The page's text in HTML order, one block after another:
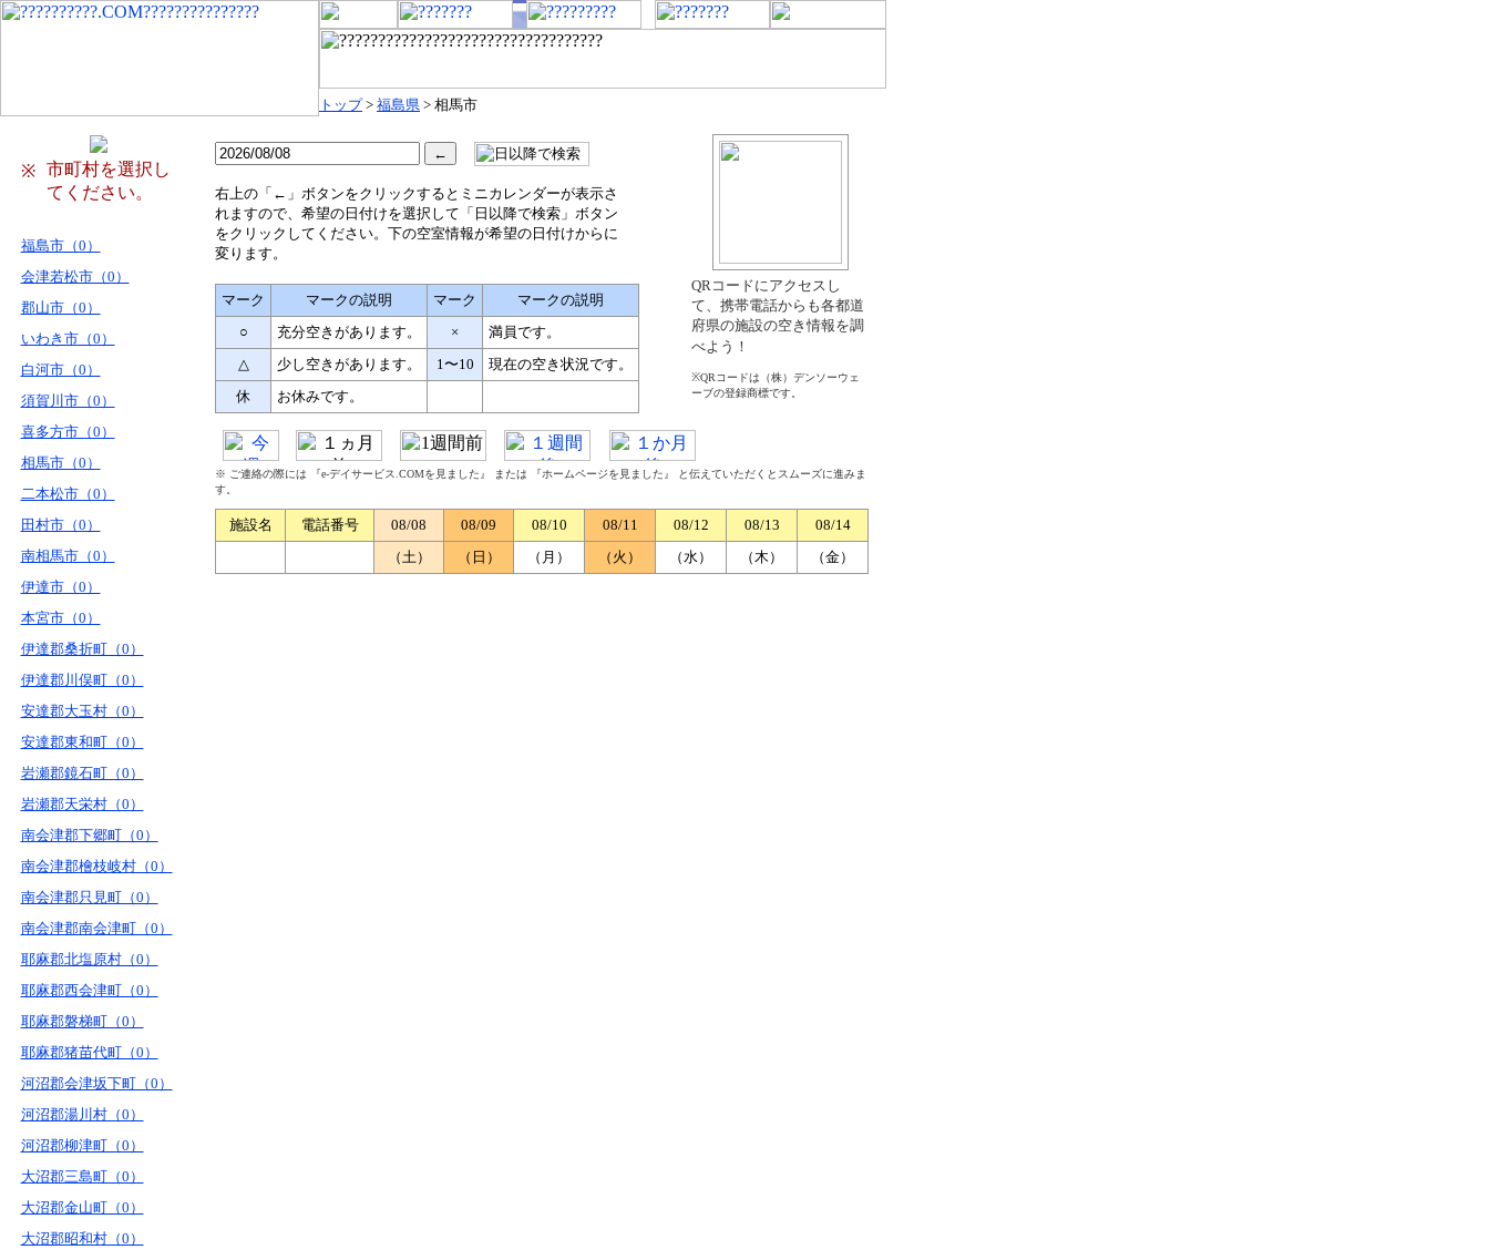
トップ> 福島県 > 相馬市
※
市町村を選択し
てください。
福島市（0）
会津若松市（0）
郡山市（0）
いわき市（0）
白河市（0）
須賀川市（0）
喜多方市（0）
相馬市（0）
二本松市（0）
田村市（0）
南相馬市（0）
伊達市（0）
本宮市（0）
伊達郡桑折町（0）
伊達郡川俣町（0）
安達郡大玉村（0）
安達郡東和町（0）
岩瀬郡鏡石町（0）
岩瀬郡天栄村（0）
南会津郡下郷町（0）
南会津郡檜枝岐村（0）
南会津郡只見町（0）
南会津郡南会津町（0）
耶麻郡北塩原村（0）
耶麻郡西会津町（0）
耶麻郡磐梯町（0）
耶麻郡猪苗代町（0）
河沼郡会津坂下町（0）
河沼郡湯川村（0）
河沼郡柳津町（0）
大沼郡三島町（0）
大沼郡金山町（0）
大沼郡昭和村（0）
右上の「←」ボタンをクリックするとミニカレンダーが表示さ
れますので、希望の日付けを選択して「日以降で検索」ボタン
をクリックしてください。下の空室情報が希望の日付けからに
変ります。
マーク マークの説明 マーク
マークの説明
○
充分空きがあります。 ×
満員です。
△
少し空きがあります。 1〜10
現在の空き状況です。
休
お休みです。
QRコードにアクセスし
て、携帯電話からも各都道
府県の施設の空き情報を調
べよう！
※QRコードは（株）デンソーウェ
ーブの登録商標です。
※ ご連絡の際には 『e-デイサービス.COMを見ました』 または 『ホームページを見ました』 と伝えていただくとスムーズに進みま
す。
施設名 電話番号 08/08 08/09 08/10 08/11 08/12 08/13
08/14
（土）
（日） （月） （火） （水） （木） （金）